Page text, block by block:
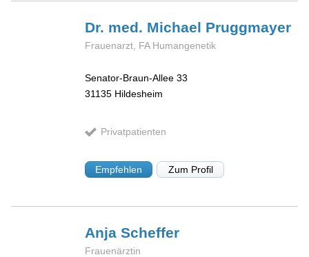
Dr. med. Michael Pruggmayer
Frauenarzt, FA Humangenetik
Senator-Braun-Allee 33
31135 Hildesheim
Privatpatienten
Empfehlen Zum Profil
AnjaScheffer
Frauenärztin